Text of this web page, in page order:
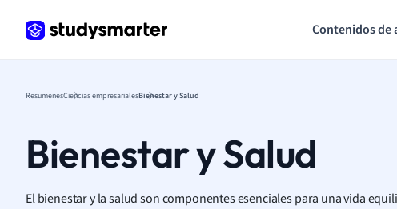
Contenidos de
ResumenesCiencias empresarialesBienestar y Salud
Bienestar y Salud
El bienestar y la salud son componentes esenciales para una vida